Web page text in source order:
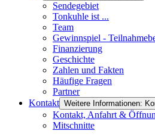
Sendegebiet
Tonkuhle ist ...
Team
Gewinnspiel -
Finanzierung
Geschichte
Zahlen und Fakten
Häufige Fragen
Partner
Kontakt Weitere Informationen:
Kontakt, Anfahrt &
Mitschnitte